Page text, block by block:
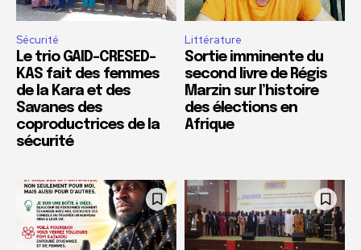
Sécurité
Le trio GAID-CRESED-
KAS fait des femmes
de la Kara et des
Savanes des
coproductrices de la
sécurité
Littérature
Sortie imminente du
second livre de Régis
Marzin sur l’histoire
des élections en
Afrique